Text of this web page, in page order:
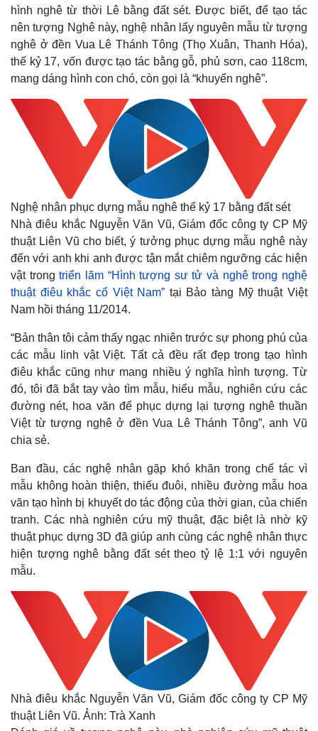
Thế giới
Quan sát
Cuộc sống đó đây
Hồ sơ
Multimedia
Video
Ảnh
E-Magazine
Infographic
hình nghê từ thời Lê bằng đất sét. Được biết, để tạo tác
nên tượng Nghê này, nghệ nhân lấy nguyên mẫu từ tượng
nghê ở đền Vua Lê Thánh Tông (Thọ Xuân, Thanh Hóa),
thế kỷ 17, vốn được tạo tác bằng gỗ, phủ sơn, cao 118cm,
mang dáng hình con chó, còn gọi là “khuyển nghê”.
Nghệ nhân phục dựng mẫu nghê thế kỷ 17 bằng đất sét
Nhà điêu khắc Nguyễn Văn Vũ, Giám đốc công ty CP Mỹ
thuật Liên Vũ cho biết, ý tưởng phục dựng mẫu nghê này
đến với anh khi anh được tận mắt chiêm ngưỡng các hiện
vật trongtriển lãm “Hình tượng sư tử và nghê trong nghệ
thuật điêu khắc cổ Việt Nam” tại Bảo tàng Mỹ thuật Việt
Nam hồi tháng 11/2014.
“Bản thân tôi cảm thấy ngạc nhiên trước sự phong phú của
các mẫu linh vật Việt. Tất cả đều rất đẹp trong tạo hình
điêu khắc cũng như mang nhiều ý nghĩa hình tượng. Từ
đó, tôi đã bắt tay vào tìm mẫu, hiểu mẫu, nghiên cứu các
đường nét, hoa văn để phục dựng lại tượng nghê thuần
Việt từ tượng nghê ở đền Vua Lê Thánh Tông”, anh Vũ
chia sẻ.
Ban đầu, các nghệ nhân gặp khó khăn trong chế tác vì
mẫu không hoàn thiện, thiếu đuôi, nhiều đường mẫu hoa
văn tạo hình bị khuyết do tác động của thời gian, của chiến
tranh. Các nhà nghiên cứu mỹ thuật, đặc biệt là nhờ kỹ
thuật phục dựng 3D đã giúp anh cùng các nghệ nhân thực
hiện tượng nghê bằng đất sét theo tỷ lệ 1:1 với nguyên
mẫu.
Nhà điêu khắc Nguyễn Văn Vũ, Giám đốc công ty CP Mỹ
thuật Liên Vũ. Ảnh: Trà Xanh